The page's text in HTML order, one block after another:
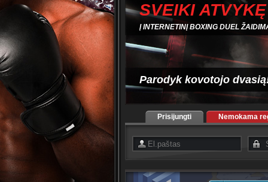
SVEIKI ATVYKĘ
Į INTERNETINĮ BOXING DUEL
Parodyk kovotojo
Prisijungti Nemokama